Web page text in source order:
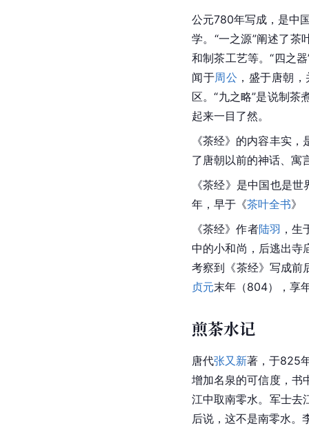
公元780年写成，是中
学。“一之源”阐述了茶
和制茶工艺等。“四之
闻于周公 ，盛于唐朝
区。“九之略”是说制茶
起来一目了然。
《茶经》的内容丰实，
了唐朝以前的神话、寓
《茶经》是中国也是世
年，早于《茶叶全书》
《茶经》作者陆羽 ，生
中的小和尚，后逃出寺
考察到《茶经》写成前
贞元末年（804），享
煎茶水记
唐代张又新著，于825
增加名泉的可信度，书
江中取南零水。军士去
后说，这不是南零水。